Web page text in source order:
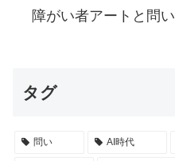
障がい者アートと問い
タグ
問い AI時代